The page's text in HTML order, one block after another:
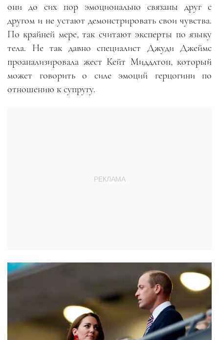
они до сих пор эмоционально связаны друг с
другом и не устают демонстрировать свои чувства.
По крайней мере, так считают эксперты по языку
тела. Не так давно специалист Джуди Джеймс
проанализировала жест Кейт Миддлтон, который
может говорить о силе эмоций герцогини по
отношению к супругу.